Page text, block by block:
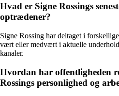
Hvad er Signe Rossings
optrædener?
Signe Rossing har deltaget i
vært eller medvært i aktuelle
kanaler.
Hvordan har offentligheden
Rossings personlighed og